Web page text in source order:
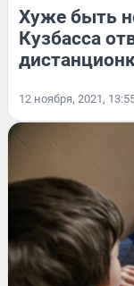
Хуже быть
Кузбасса
12 ноября, 2021,